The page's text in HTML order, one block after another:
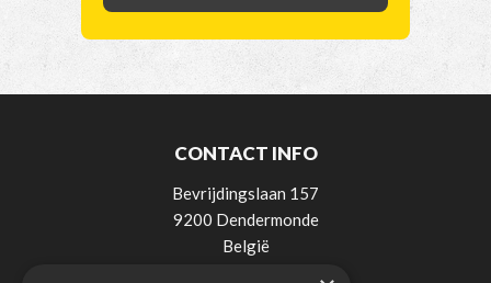
CONTACT INFO
Bevrijdingslaan 157
9200 Dendermonde
België